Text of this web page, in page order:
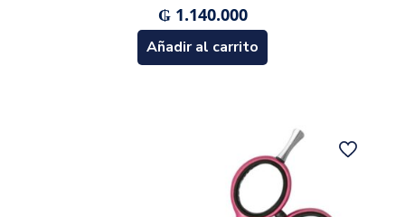
₲1.140.000
Añadir al carrito